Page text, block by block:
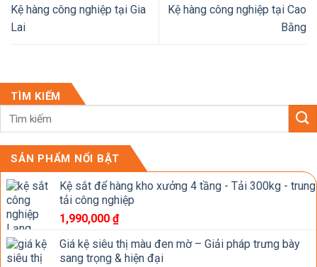
Kệ hàng công nghiệp tại Gia
Lai
Kệ hàng công nghiệp tại Cao
Bằng
TÌM KIẾM
SẢN PHẨM NỔI BẬT
Kệ sắt để hàng kho xưởng 4 tầng - Tải 300kg - trung
tải công nghiệp
1,990,000 ₫
Giá kệ siêu thị màu đen mờ – Giải pháp trưng bày
sang trọng & hiện đại